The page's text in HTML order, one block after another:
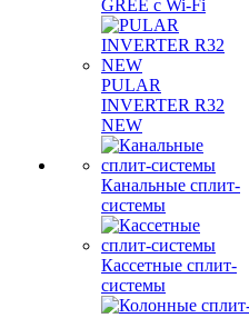
GREE с Wi-Fi
PULAR
INVERTER R32
NEW
Канальные сплит-
системы
Кассетные сплит-
системы